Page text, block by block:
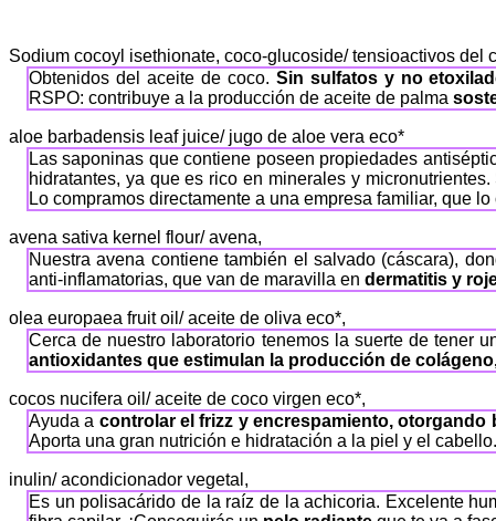
Sodium cocoyl isethionate, coco-glucoside/ tensioactivos del
Obtenidos del aceite de coco. Sin sulfatos y no
RSPO: contribuye a la producción de aceite de palma
aloe barbadensis leaf juice/ jugo de aloe vera eco*
Las saponinas que contiene poseen propiedades
hidratantes, ya que es rico en minerales y
Lo compramos directamente a una empresa familiar, que
avena sativa kernel flour/ avena,
Nuestra avena contiene también el salvado (cáscara),
anti-inflamatorias, que van de maravilla en dermatitis y
olea europaea fruit oil/ aceite de oliva eco*,
Cerca de nuestro laboratorio tenemos la suerte de tener
antioxidantes que estimulan la producción de
cocos nucifera oil/ aceite de coco virgen eco*,
Ayuda a controlar el frizz y encrespamiento, otorgando
Aporta una gran nutrición e hidratación a la piel y el cabello.
inulin/ acondicionador vegetal,
Es un polisacárido de la raíz de la achicoria. Excelente